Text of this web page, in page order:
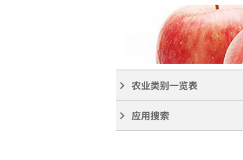
keyboard_arrow_right 农业类别一览表
keyboard_arrow_right 应用搜索